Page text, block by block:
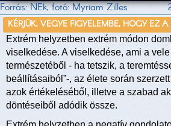
Forrás: NEk, fotó: Myriam Zilles
KÉRJÜK, VEGYE FIGYELEMBE, HOGY EZ
Extrém helyzetben extrém módon
viselkedése. A viselkedése, ami a
természetéből - ha tetszik, a
beállításaiból”-, az élete során
azok értékeléséből, illetve a szabad
döntéseiből adódik össze.